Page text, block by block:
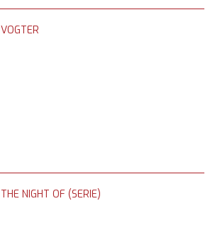
VOGTER
THE NIGHT OF (SERIE)